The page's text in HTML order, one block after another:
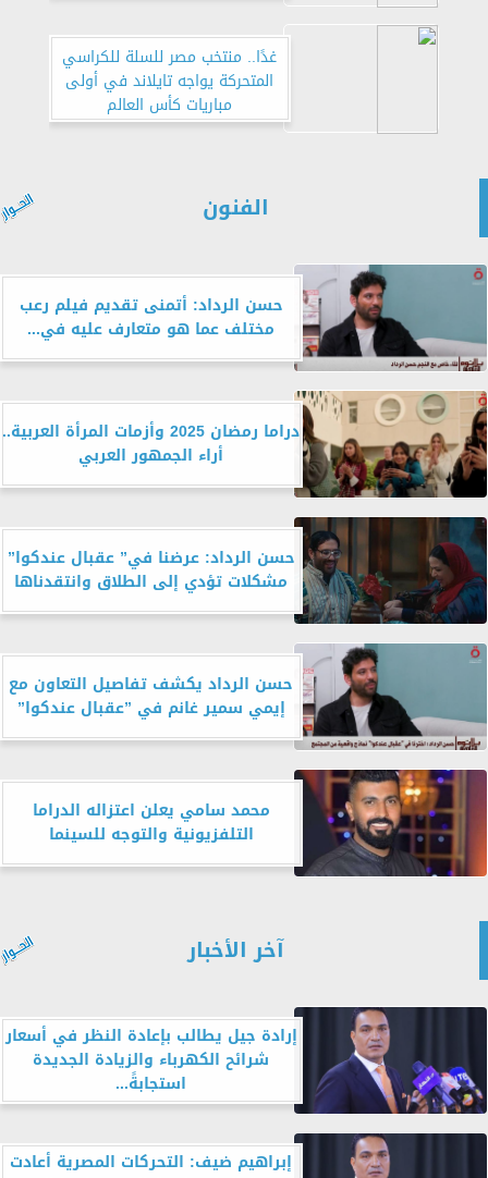
غدًا.. منتخب مصر للسلة للكراسي
المتحركة يواجه تايلاند في أولى
مباريات كأس العالم
الفنون
حسن الرداد: أتمنى تقديم فيلم رعب
مختلف عما هو متعارف عليه في...
دراما رمضان 2025 وأزمات المرأة العربية..
أراء الجمهور العربي
حسن الرداد: عرضنا في” عقبال عندكوا”
مشكلات تؤدي إلى الطلاق وانتقدناها
حسن الرداد يكشف تفاصيل التعاون مع
إيمي سمير غانم في ”عقبال عندكوا”
محمد سامي يعلن اعتزاله الدراما
التلفزيونية والتوجه للسينما
آخر الأخبار
إرادة جيل يطالب بإعادة النظر في أسعار
شرائح الكهرباء والزيادة الجديدة
استجابةً...
إبراهيم ضيف: التحركات المصرية أعادت